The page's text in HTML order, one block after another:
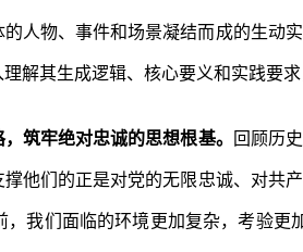
人物、事件和场景凝结而成的生动
解其生成逻辑、核心要义和实践要
筑牢绝对忠诚的思想根基。 回顾历
他们的正是对党的无限忠诚、对共
我们面临的环境更加复杂，考验